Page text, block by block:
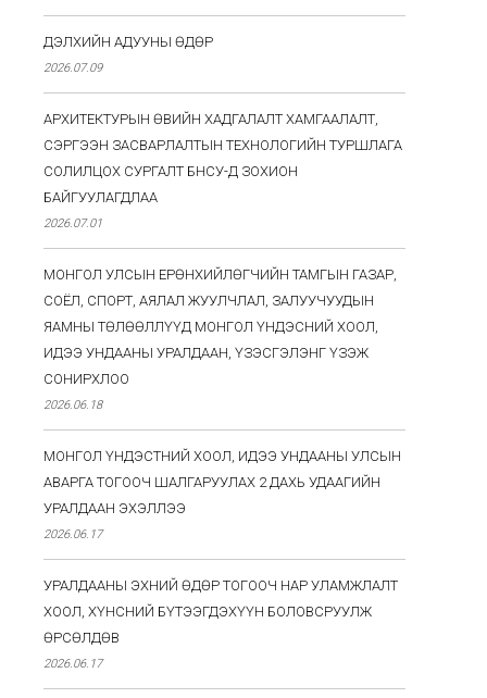
ДЭЛХИЙН АДУУНЫ ӨДӨР
2026.07.09
АРХИТЕКТУРЫН ӨВИЙН ХАДГАЛАЛТ ХАМГААЛАЛТ,
СЭРГЭЭН ЗАСВАРЛАЛТЫН ТЕХНОЛОГИЙН ТУРШЛАГА
СОЛИЛЦОХ СУРГАЛТ БНСУ-Д ЗОХИОН
БАЙГУУЛАГДЛАА
2026.07.01
МОНГОЛ УЛСЫН ЕРӨНХИЙЛӨГЧИЙН ТАМГЫН ГАЗАР,
СОЁЛ, СПОРТ, АЯЛАЛ ЖУУЛЧЛАЛ, ЗАЛУУЧУУДЫН
ЯАМНЫ ТӨЛӨӨЛЛҮҮД МОНГОЛ ҮНДЭСНИЙ ХООЛ,
ИДЭЭ УНДААНЫ УРАЛДААН, ҮЗЭСГЭЛЭНГ ҮЗЭЖ
СОНИРХЛОО
2026.06.18
МОНГОЛ ҮНДЭСТНИЙ ХООЛ, ИДЭЭ УНДААНЫ УЛСЫН
АВАРГА ТОГООЧ ШАЛГАРУУЛАХ 2 ДАХЬ УДААГИЙН
УРАЛДААН ЭХЭЛЛЭЭ
2026.06.17
УРАЛДААНЫ ЭХНИЙ ӨДӨР ТОГООЧ НАР УЛАМЖЛАЛТ
ХООЛ, ХҮНСНИЙ БҮТЭЭГДЭХҮҮН БОЛОВСРУУЛЖ
ӨРСӨЛДӨВ
2026.06.17